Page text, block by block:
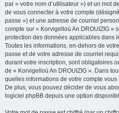
par « votre nom d’utilisateur ») et un mot
de vous connecter à votre compte
passe ») et une adresse de courriel
compte sur « Korvigelloù An DROUIZIG »
protection des données applicables dans
Toutes les informations, en-dehors de
passe et de votre adresse de courriel
durant votre inscription, sont obligatoires
de « Korvigelloù An DROUIZIG ». Dans
quelles informations de votre compte
De plus, vous pouvez décider de vous
logiciel phpBB depuis une option